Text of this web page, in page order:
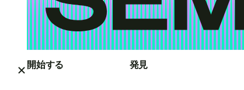
開始する 発見